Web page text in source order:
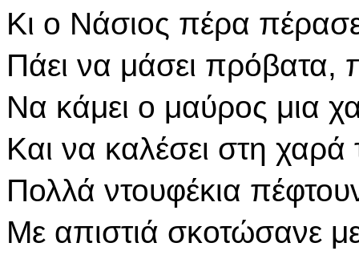
Κι ο Νάσιος πέρα
Πάει να μάσει πρόβατα,
Να κάμει ο μαύρος μια
Και να καλέσει στη χαρά
Πολλά ντουφέκια
Με απιστιά σκοτώσανε